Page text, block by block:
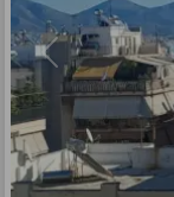
Previous